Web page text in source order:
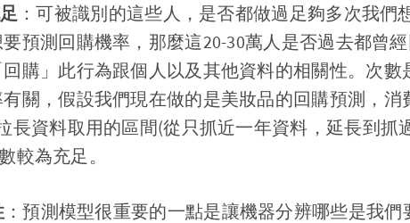
：可被識別的這些人，是否都做過足夠多次我們
預測回購機率，那麼這20-30萬人是否過去都曾
購」此行為跟個人以及其他資料的相關性。次數
關，假設我們現在做的是美妝品的回購預測，消
長資料取用的區間(從只抓近一年資料，延長到抓
較為充足。
：預測模型很重要的一點是讓機器分辨哪些是我們